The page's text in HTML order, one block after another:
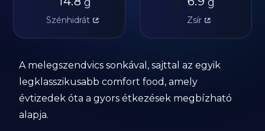
Szénhidrát Zsír
A melegszendvics sonkával, sajttal az egyik
legklasszikusabb comfort food, amely
évtizedek óta a gyors étkezések megbízható
alapja.